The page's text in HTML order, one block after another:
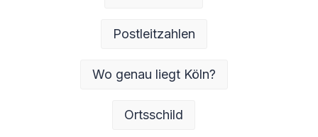
Postleitzahlen
Wo genau liegt Köln?
Ortsschild